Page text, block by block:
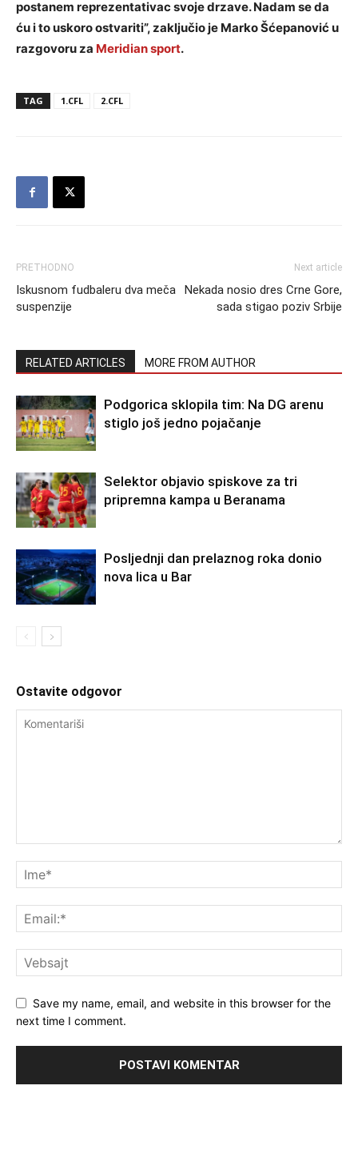
postanem reprezentativac svoje drzave. Nadam se da
ću i to uskoro ostvariti”, zaključio je Marko Šćepanović u
razgovoru za Meridian sport.
TAG 1.CFL 2.CFL
PRETHODNO
Iskusnom fudbaleru dva meča
suspenzije
Next article
Nekada nosio dres Crne Gore,
sada stigao poziv Srbije
RELATED ARTICLES MORE FROM AUTHOR
Podgorica sklopila tim: Na DG arenu
stiglo još jedno pojačanje
Selektor objavio spiskove za tri
pripremna kampa u Beranama
Posljednji dan prelaznog roka donio
nova lica u Bar
Ostavite odgovor
Save my name, email, and website in this browser for the
next time I comment.